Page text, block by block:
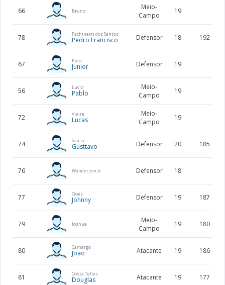
66 Bruno
Meio-
Campo
19
78 Fachinetti dos Santos
Pedro Francisco Defensor 18 192
67 Kaio
Junior Defensor 19
56 Lucio
Pablo
Meio-
Campo
19
72 Vieira
Lucas
Meio-
Campo
19
74 Sousa
Gusttavo Defensor 20 185
76 Wanderson Jr Defensor 18
77 Goes
Johnny Defensor 19 187
79 Joshua
Meio-
Campo
19 180
80 Camargo
Joao Atacante 19 186
81 Costa Telles
Douglas Atacante 19 177